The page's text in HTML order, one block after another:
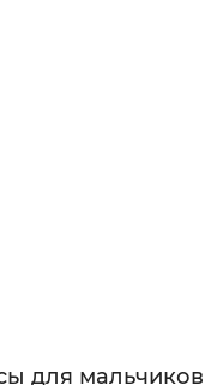
для мальчиков